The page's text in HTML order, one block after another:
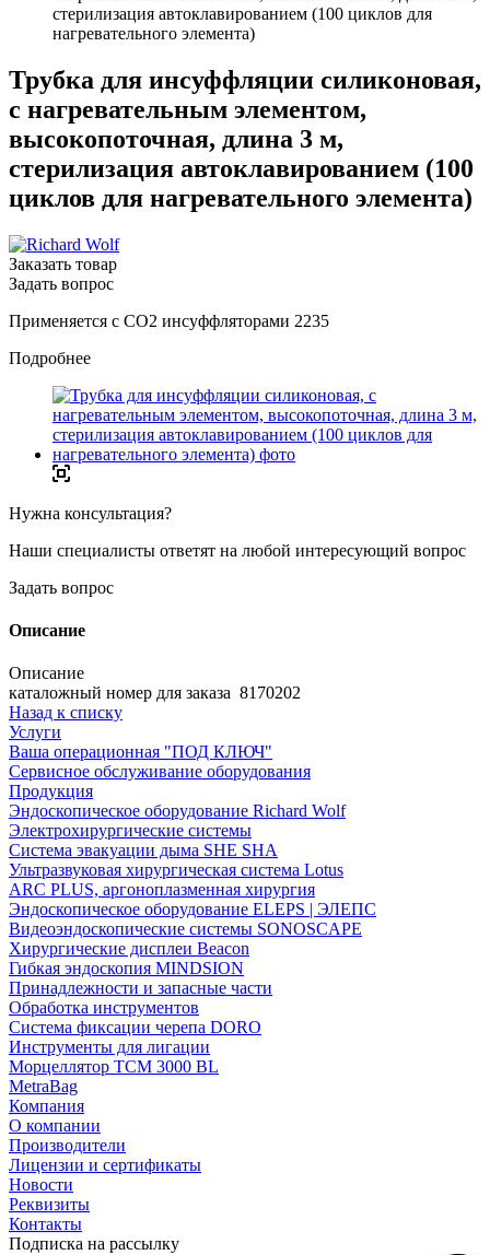
стерилизация автоклавированием (100 циклов для
нагревательного элемента)
Трубка для инсуффляции силиконовая,
с нагревательным элементом,
высокопоточная, длина 3 м,
стерилизация автоклавированием (100
циклов для нагревательного элемента)
Заказать товар
Задать вопрос
Применяется с CO2 инсуффляторами 2235
Подробнее
Нужна консультация?
Наши специалисты ответят на любой интересующий вопрос
Задать вопрос
Описание
Описание
каталожный номер для заказа 8170202
Назад к списку
Услуги
Ваша операционная "ПОД КЛЮЧ"
Сервисное обслуживание оборудования
Продукция
Эндоскопическое оборудование Richard Wolf
Электрохирургические системы
Система эвакуации дыма SHE SHA
Ультразвуковая хирургическая система Lotus
ARC PLUS, аргоноплазменная хирургия
Эндоскопическое оборудование ELEPS | ЭЛЕПС
Видеоэндоскопические системы SONOSCAPE
Хирургические дисплеи Beacon
Гибкая эндоскопия MINDSION
Принадлежности и запасные части
Обработка инструментов
Система фиксации черепа DORO
Инструменты для лигации
Морцеллятор ТСМ 3000 BL
MetraBag
Компания
О компании
Производители
Лицензии и сертификаты
Новости
Реквизиты
Контакты
Подписка на рассылку